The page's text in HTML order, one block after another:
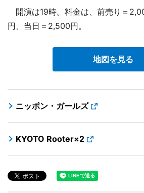
開演は19時。料金は、前売り＝
円、当日＝2,500円。
地図を見る
ニッポン・ガールズ
KYOTO Rooter×2